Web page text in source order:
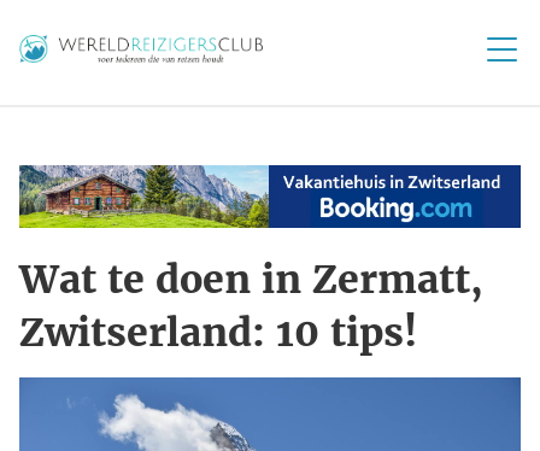
Wat te doen in Zermatt,
Zwitserland: 10 tips!